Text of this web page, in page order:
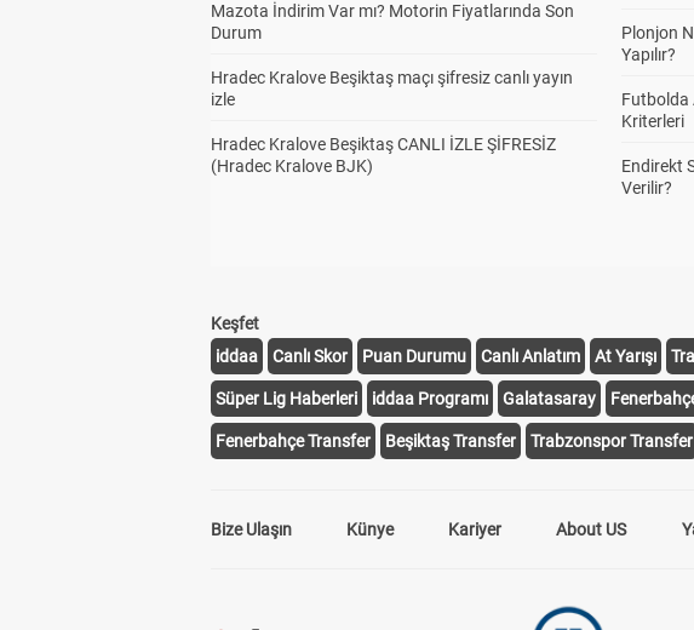
Mazota İndirim Var mı? Motorin Fiyatlarında Son
Durum
Hradec Kralove Beşiktaş maçı şifresiz canlı yayın
izle
Hradec Kralove Beşiktaş CANLI İZLE ŞİFRESİZ
(Hradec Kralove BJK)
Plonjon
Yapılır?
Futbolda
Kriterleri
Endirekt
Verilir?
Keşfet
iddaa
Canlı Skor Puan Durumu Canlı Anlatım At Yarışı
Süper Lig Haberleri iddaa Programı Galatasaray
Fenerbahçe Transfer Beşiktaş Transfer Trabzonspor Transfer
Bize Ulaşın Künye Kariyer About US